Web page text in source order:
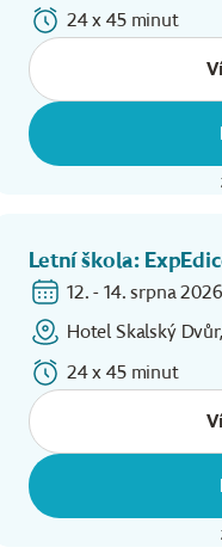
24 x 45 minut
Letní škola:
12. - 14. srpna
Hotel Skalský
24 x 45 minut